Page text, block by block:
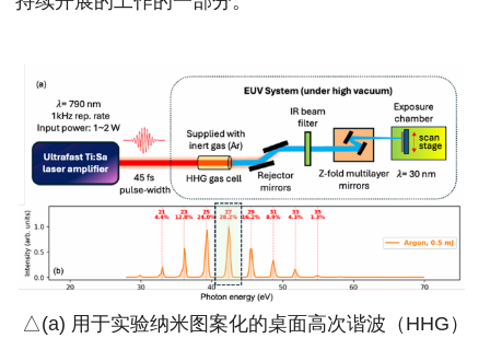
△(a) 用于实验纳米图案化的桌面高次谐波（HHG）